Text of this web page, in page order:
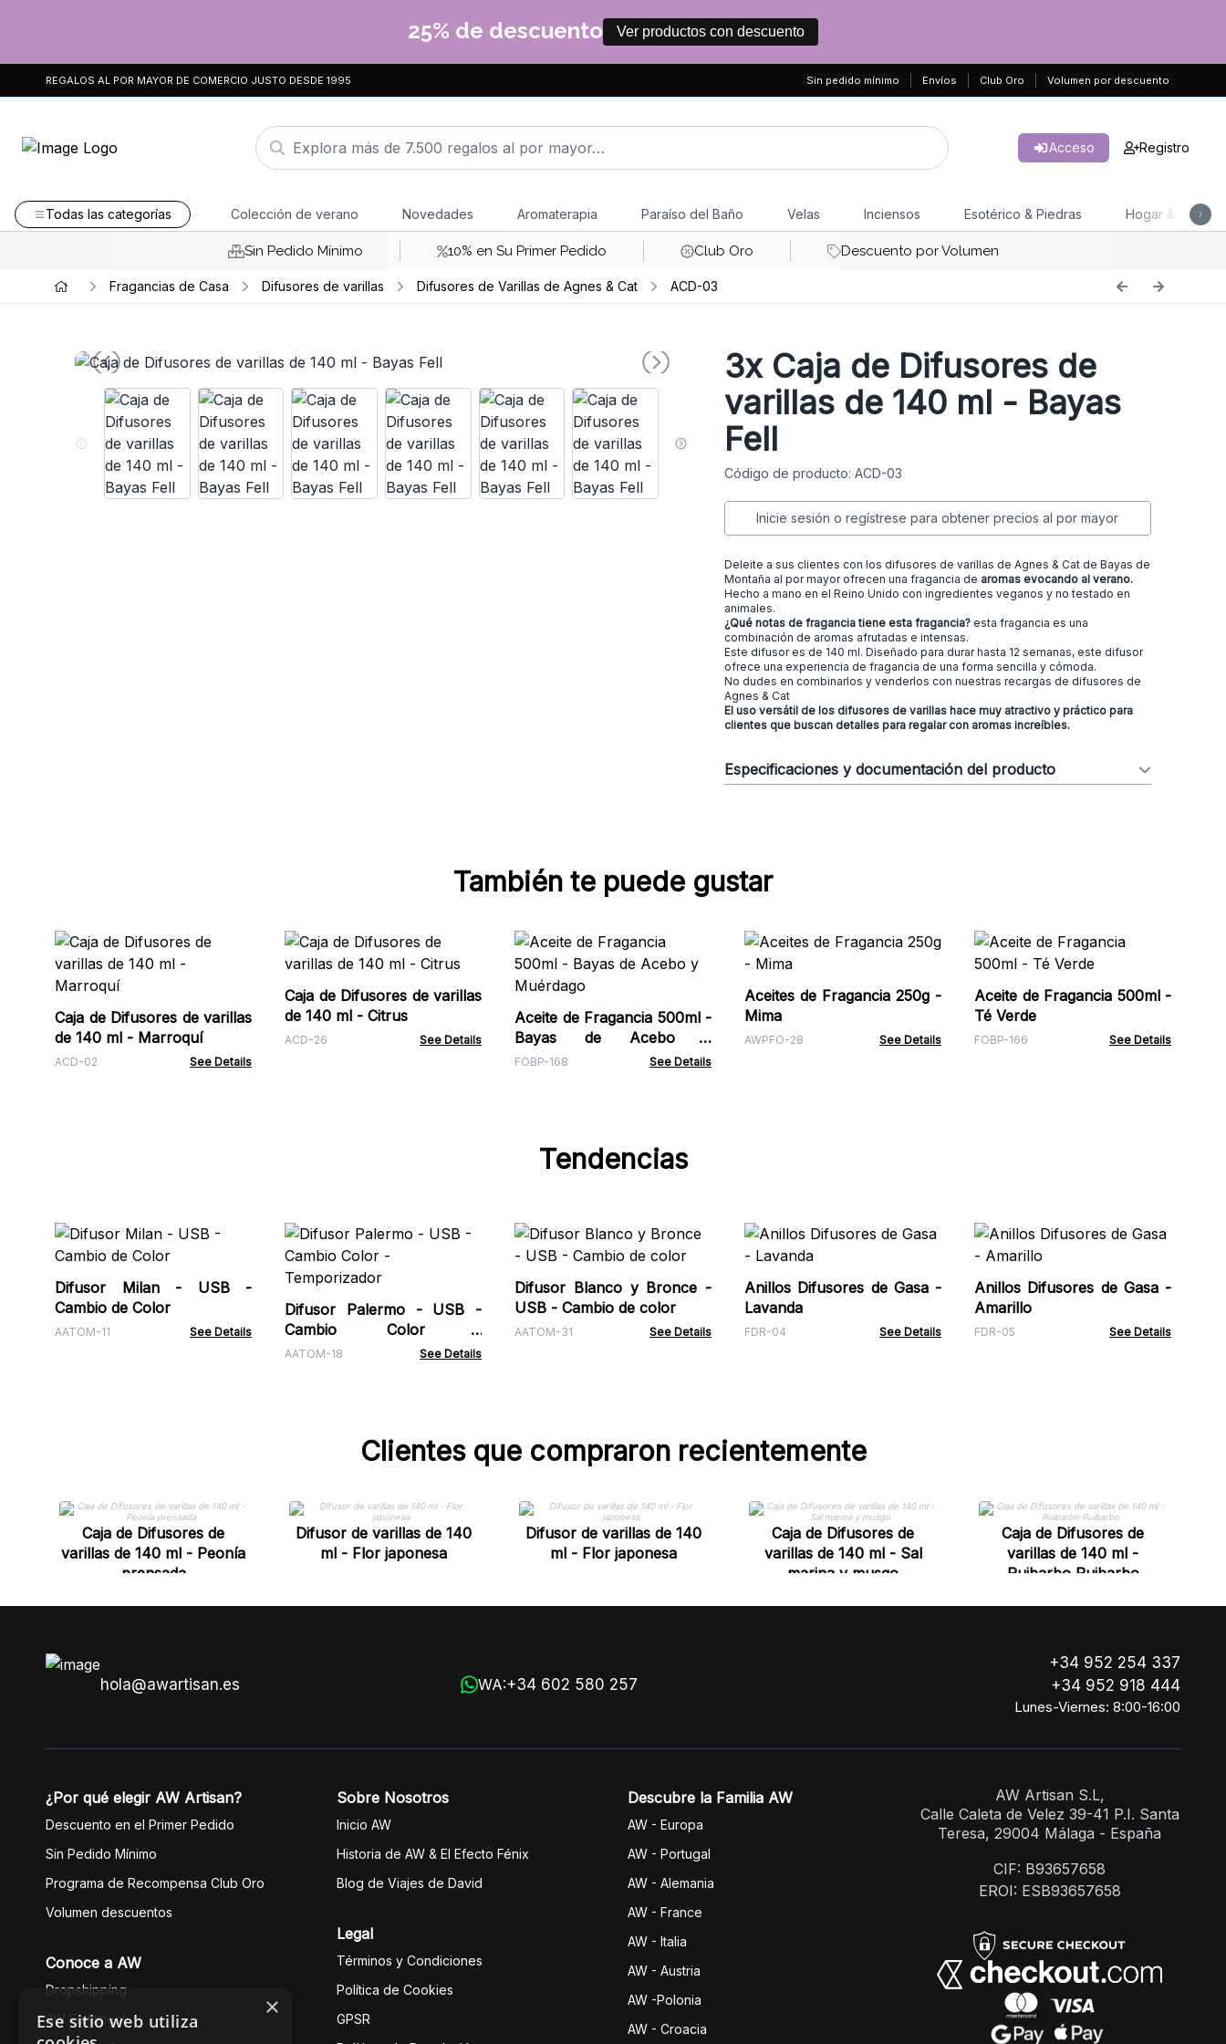
25% de descuento Ver productos con descuento
REGALOS AL POR MAYOR DE COMERCIO JUSTO DESDE 1995 Sin pedido mínimo Envíos Club Oro Volumen por descuento
Acceso Registro
Todas las categorías Colección de verano Novedades Aromaterapia Paraíso del Baño Velas Inciensos Esotérico & Piedras Hogar & Jardín
Sin Pedido Mínimo 10% en Su Primer Pedido Club Oro Descuento por Volumen
Fragancias de Casa Difusores de varillas Difusores de Varillas de Agnes & Cat ACD-03
3xCaja de Difusores de
varillas de 140 ml - Bayas
Fell
Código de producto: ACD-03
Inicie sesión o regístrese para obtener precios al por mayor
Deleite a sus clientes con los difusores de varillas de Agnes & Cat de Bayas de
Montaña al por mayor ofrecen una fragancia de aromas evocando al verano.
Hecho a mano en el Reino Unido con ingredientes veganos y no testado en
animales.
¿Qué notas de fragancia tiene esta fragancia? esta fragancia es una
combinación de aromas afrutadas e intensas.
Este difusor es de 140 ml. Diseñado para durar hasta 12 semanas, este difusor
ofrece una experiencia de fragancia de una forma sencilla y cómoda.
No dudes en combinarlos y venderlos con nuestras recargas de difusores de
Agnes & Cat
El uso versátil de los difusores de varillas hace muy atractivo y práctico para
clientes que buscan detalles para regalar con aromas increíbles.
Especificaciones y documentación del producto
También te puede gustar
Caja de Difusores de varillas
de 140 ml - Marroquí
ACD-02 See Details
Caja de Difusores de varillas
de 140 ml - Citrus
ACD-26 See Details
Aceite de Fragancia 500ml -
Bayas de Acebo y
Muérdago
FOBP-168 See Details
Aceites de Fragancia 250g -
Mima
AWPFO-28 See Details
Aceite de Fragancia 500ml -
Té Verde
FOBP-166 See Details
Tendencias
Difusor Milan - USB -
Cambio de Color
AATOM-11 See Details
Difusor Palermo - USB -
Cambio Color -
Temporizador
AATOM-18 See Details
Difusor Blanco y Bronce -
USB - Cambio de color
AATOM-31 See Details
Anillos Difusores de Gasa -
Lavanda
FDR-04 See Details
Anillos Difusores de Gasa -
Amarillo
FDR-05 See Details
Clientes que compraron recientemente
Caja de Difusores de
varillas de 140 ml - Peonía
prensada
Difusor de varillas de 140
ml - Flor japonesa
Difusor de varillas de 140
ml - Flor japonesa
Caja de Difusores de
varillas de 140 ml - Sal
marina y musgo
Caja de Difusores de
varillas de 140 ml -
Ruibarbo Ruibarbo
hola@awartisan.es WA:+34 602 580 257
+34 952 254 337
+34 952 918 444
Lunes-Viernes: 8:00-16:00
¿Por qué elegir AW Artisan?
Descuento en el Primer Pedido
Sin Pedido Mínimo
Programa de Recompensa Club Oro
Volumen descuentos
Conoce a AW
Dropshipping
AW Fulfilment
Sobre Nosotros
Inicio AW
Historia de AW & El Efecto Fénix
Blog de Viajes de David
Legal
Términos y Condiciones
Política de Cookies
GPSR
Descubre la Familia AW
AW - Europa
AW - Portugal
AW - Alemania
AW - France
AW - Italia
AW - Austria
AW -Polonia
AW - Croacia
AW Artisan S.L,
Calle Caleta de Velez 39-41 P.I. Santa
Teresa, 29004 Málaga - España
CIF: B93657658
EROI: ESB93657658
×
Ese sitio web utiliza